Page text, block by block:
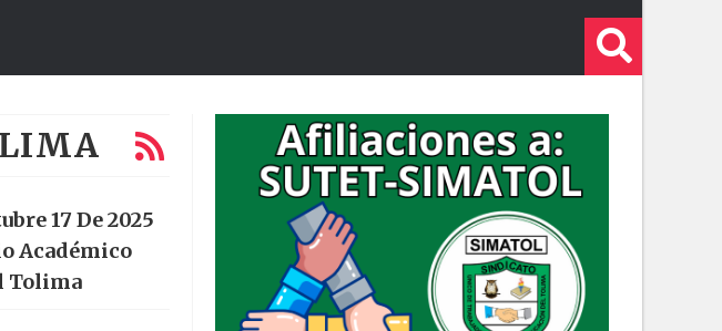
17 De 2025
Académico
Tolima